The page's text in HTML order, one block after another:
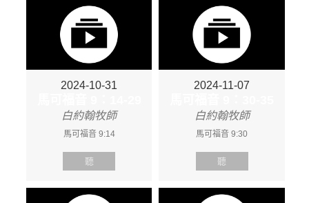
2024-10-31
白約翰牧師
馬可福音 9:14
聽
2024-11-07
白約翰牧師
馬可福音 9:30
聽